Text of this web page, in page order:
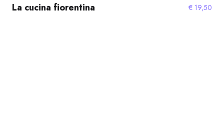
La cucina fiorentina € 19,50